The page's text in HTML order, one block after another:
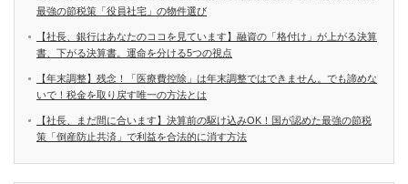
最強の節税策「役員社宅」の物件選び
【社長、銀行はあなたのココを見ています】融資の「格付け」が上がる決算
書、下がる決算書。運命を分ける5つの視点
【年末調整】残念！「医療費控除」は年末調整ではできません。でも諦めな
いで！税金を取り戻す唯一の方法とは
【社長、まだ間に合います】決算前の駆け込みOK！国が認めた最強の節税
策「倒産防止共済」で利益を合法的に消す方法